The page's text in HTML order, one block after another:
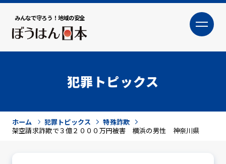
みんなで守ろう！地域の安全
大
犯罪トピックス
ホーム 犯罪トピックス
特殊詐欺
架空請求詐欺で３億２０００万円被害 横浜の男性 神奈川県